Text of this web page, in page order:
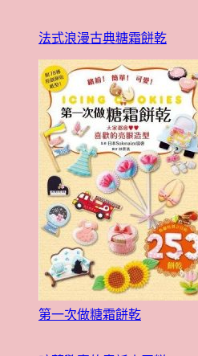
法式浪漫古典糖霜餅乾
第一次做糖霜餅乾